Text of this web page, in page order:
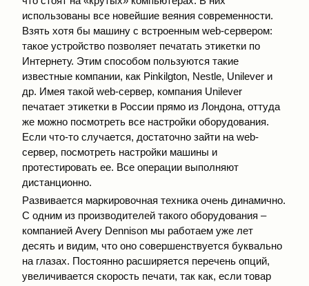
использованы все новейшие веяния современности.
Взять хотя бы машину с встроенным web-сервером:
такое устройство позволяет печатать этикетки по
Интернету. Этим способом пользуются такие
известные компании, как Pinkilgton, Nestle, Unilever и
др. Имея такой web-сервер, компания Unilever
печатает этикетки в России прямо из Лондона, оттуда
же можно посмотреть все настройки оборудования.
Если что-то случается, достаточно зайти на web-
сервер, посмотреть настройки машины и
протестировать ее. Все операции выполняют
дистанционно.
Развивается маркировочная техника очень динамично.
С одним из производителей такого оборудования –
компанией Avery Dennison мы работаем уже лет
десять и видим, что оно совершенствуется буквально
на глазах. Постоянно расширяется перечень опций,
увеличивается скорость печати, так как, если товар